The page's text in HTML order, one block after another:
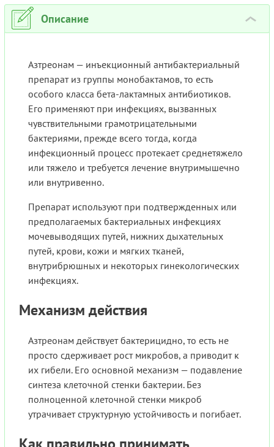
Описание ›
Азтреонам — инъекционный антибактериальный
препарат из группы монобактамов, то есть
особого класса бета-лактамных антибиотиков.
Его применяют при инфекциях, вызванных
чувствительными грамотрицательными
бактериями, прежде всего тогда, когда
инфекционный процесс протекает среднетяжело
или тяжело и требуется лечение внутримышечно
или внутривенно.
Препарат используют при подтвержденных или
предполагаемых бактериальных инфекциях
мочевыводящих путей, нижних дыхательных
путей, крови, кожи и мягких тканей,
внутрибрюшных и некоторых гинекологических
инфекциях.
Механизм действия
Азтреонам действует бактерицидно, то есть не
просто сдерживает рост микробов, а приводит к
их гибели. Его основной механизм — подавление
синтеза клеточной стенки бактерии. Без
полноценной клеточной стенки микроб
утрачивает структурную устойчивость и погибает.